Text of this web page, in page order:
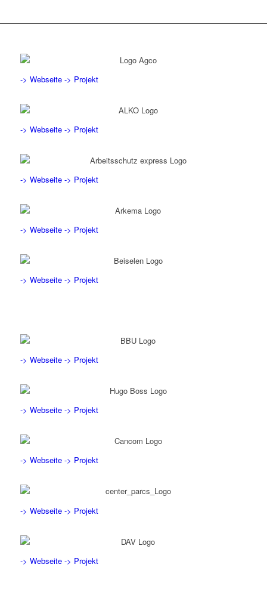
-> Webseite -> Projekt
-> Webseite -> Projekt
-> Webseite -> Projekt
-> Webseite -> Projekt
-> Webseite -> Projekt
-> Webseite -> Projekt
-> Webseite -> Projekt
-> Webseite -> Projekt
-> Webseite -> Projekt
-> Webseite -> Projekt